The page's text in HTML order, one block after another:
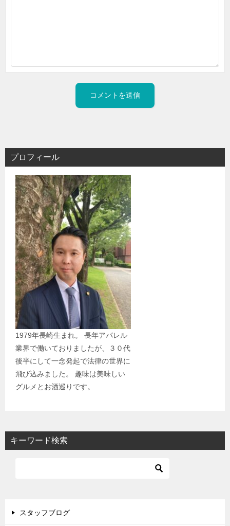
プロフィール
1979年長崎生まれ。 長年アパレル
業界で働いておりましたが、３０代
後半にして一念発起で法律の世界に
飛び込みました。 趣味は美味しい
グルメとお酒巡りです。
キーワード検索
スタッフブログ